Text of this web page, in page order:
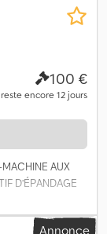
100 €
encore 12 jours
MACHINE AUX
D’ÉPANDAGE
TS 20, côté
machine en
Annonce